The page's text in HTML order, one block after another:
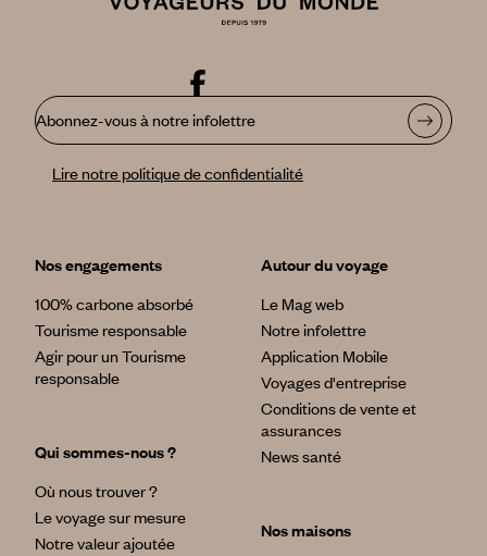
Abonnez-vous à notre infolettre
Lire notre politique de confidentialité
Nos engagements
100% carbone absorbé
Tourisme responsable
Agir pour un Tourisme
responsable
Qui sommes-nous ?
Où nous trouver ?
Le voyage sur mesure
Notre valeur ajoutée
Autour du voyage
Le Mag web
Notre infolettre
Application Mobile
Voyages d'entreprise
Conditions de vente et
assurances
News santé
Nos maisons